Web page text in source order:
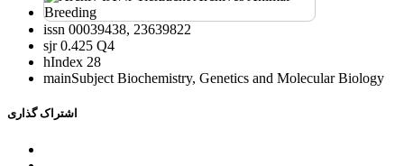
issn 00039438, 23639822
sjr0.425 Q4
hIndex 28
mainSubject Biochemistry, Genetics and Molecular Biology
اشتراک گذاری